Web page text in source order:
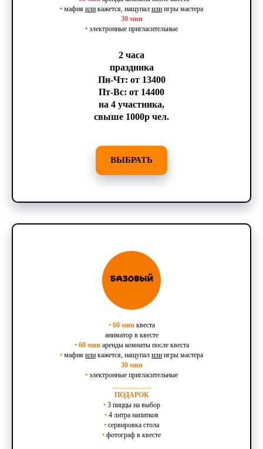
• мафия или кажется, нащупал или игры мастера
30 мин
• электронные пригласительные
2 часа
праздника
Пн-Чт: от 13400
Пт-Вс: от 14400
на 4 участника,
свыше 1000р чел.
ВЫБРАТЬ
• 60 минквеста
аниматор в квесте
• 60 минаренды комнаты после квеста
• мафия или кажется, нащупал или игры мастера
30 мин
• электронные пригласительные
ПОДАРОК
• 3 пиццы на выбор
• 4 литра напитков
• сервировка стола
• фотограф в квесте